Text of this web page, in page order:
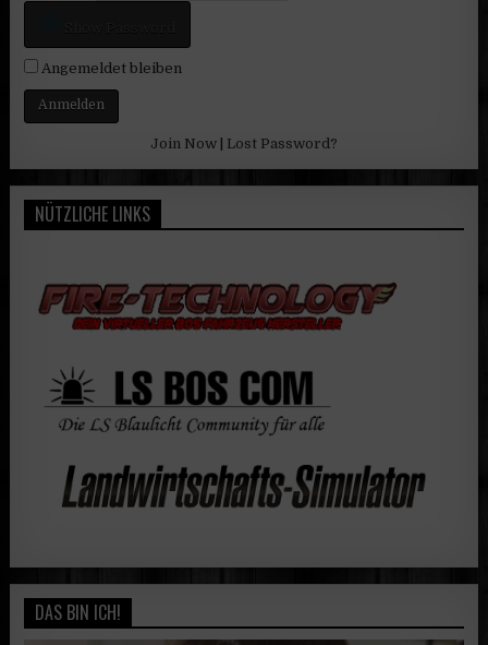
Show Password
Angemeldet bleiben
Join Now | Lost Password?
NÜTZLICHE LINKS
DAS BIN ICH!